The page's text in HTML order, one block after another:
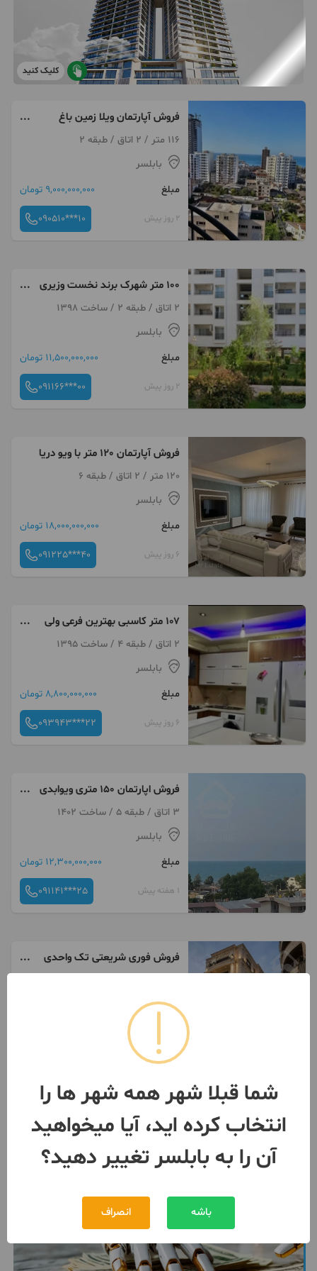
کلیک کنید
فروش آپارتمان ویلا زمین باغ
تجاری در مسکن شهر
116 متر / 2 اتاق / طبقه 2
بابلسر
مبلغ
9,000,000,000 تومان
2 روز پیش 090510***10
۱۰۰ متر شهرک برند نخست وزیری
با نگهبانی منطقه یک
2 اتاق / طبقه 2 / ساخت 1398
بابلسر
مبلغ
11,500,000,000 تومان
2 روز پیش 091166***00
فروش آپارتمان 120 متر با ویو دریا
120 متر / 2 اتاق / طبقه 6
بابلسر
مبلغ
18,000,000,000 تومان
6 روز پیش 091225***40
۱۰۷ متر کاسبی بهترین فرعی ولی
عصر
2 اتاق / طبقه 4 / ساخت 1395
بابلسر
مبلغ
8,800,000,000 تومان
6 روز پیش 093943***22
فروش اپارتمان ۱۵۰ متری ویوابدی
دریا
3 اتاق / طبقه 5 / ساخت 1402
بابلسر
مبلغ
12,300,000,000 تومان
1 هفته پیش 091141***25
فروش فوری شریعتی تک واحدی
سه خواب مستر
بابلسر
1 هفته پیش
شما قبلا شهر همه شهر ها را
انتخاب کرده اید، آیا میخواهید
آن را به بابلسر تغییر دهید؟
باشه انصراف